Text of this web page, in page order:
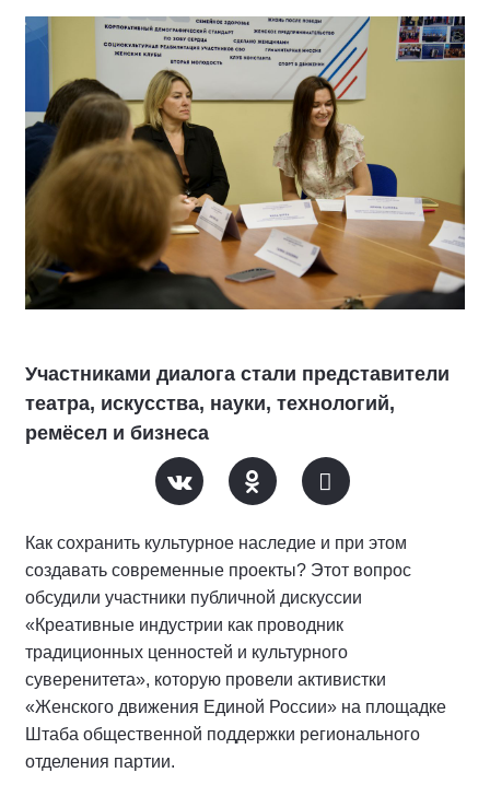
Участниками диалога стали представители
театра, искусства, науки, технологий,
ремёсел и бизнеса
Как сохранить культурное наследие и при этом
создавать современные проекты? Этот вопрос
обсудили участники публичной дискуссии
«Креативные индустрии как проводник
традиционных ценностей и культурного
суверенитета», которую провели активистки
«Женского движения Единой России» на площадке
Штаба общественной поддержки регионального
отделения партии.